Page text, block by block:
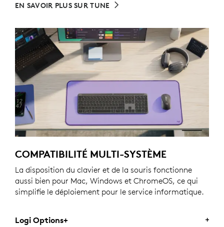
EN SAVOIR PLUS SUR TUNE
COMPATIBILITÉ MULTI-SYSTÈME
La disposition du clavier et de la souris fonctionne
aussi bien pour Mac, Windows et ChromeOS, ce qui
simplifie le déploiement pour le service informatique.
Logi Options+